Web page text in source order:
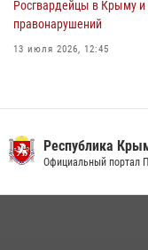
Росгвардейцы в Крыму и
правонарушений
13 июля 2026, 12:45
Росгвардейцы Крыма и
Республика
Официальный портал